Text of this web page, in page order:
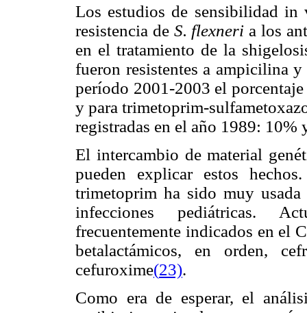
Los estudios de sensibilidad in
resistencia de S. flexneri a los
en el tratamiento de la
fueron resistentes a ampicilina
período 2001-2003 el
y para trimetoprim-
registradas en el año 1989: 10%
El intercambio de material
pueden explicar estos
trimetoprim ha sido muy
infecciones pediátricas.
frecuentemente indicados en el
betalactámicos, en orden,
cefuroxime(23).
Como era de esperar, el